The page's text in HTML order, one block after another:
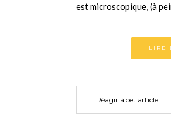
est microscopique, (à
LIRE
Réagir à cet article